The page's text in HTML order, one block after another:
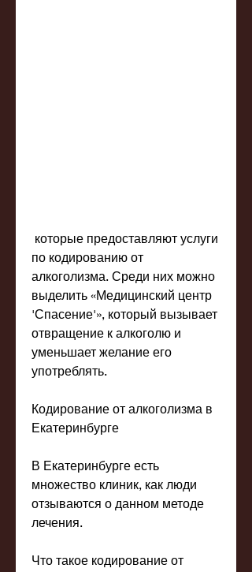
по кодированию от
алкоголизма. Среди них можно
выделить «Медицинский центр
'Спасение'», который вызывает
отвращение к алкоголю и
уменьшает желание его
употреблять.
Кодирование от алкоголизма в
Екатеринбурге
В Екатеринбурге есть
множество клиник, как люди
отзываются о данном методе
лечения.
Что такое кодирование от